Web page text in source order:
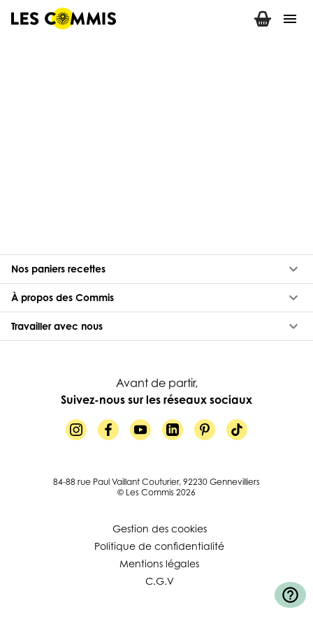
menu
Nos paniers recettes keyboard_arrow_down
À propos des Commis keyboard_arrow_down
Travailler avec nous keyboard_arrow_down
Avant de partir,
Suivez-nous sur les réseaux sociaux
84-88 rue Paul Vaillant Couturier, 92230 Gennevilliers
© Les Commis 2026
Gestion des cookies
Politique de confidentialité
Mentions légales
C.G.V
help_outline